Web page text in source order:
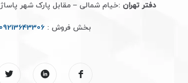
دفتر تهران :خیام شمالی – مقابل پارک شهر
بخش فروش :09213643306